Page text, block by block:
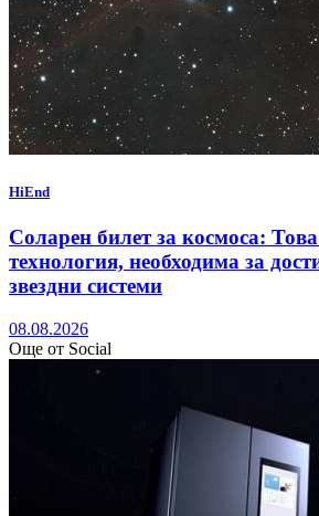
HiEnd
Соларен билет за космоса:
технология, необходима за
звездни системи
08.08.2026
Още от Social